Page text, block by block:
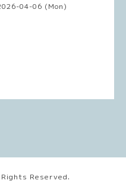
04-06 (Mon)
Reserved.